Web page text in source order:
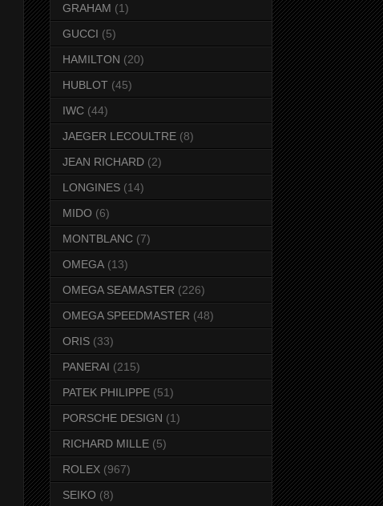
GRAHAM (1)
GUCCI (5)
HAMILTON (20)
HUBLOT (45)
IWC (44)
JAEGER LECOULTRE (8)
JEAN RICHARD (2)
LONGINES (14)
MIDO (6)
MONTBLANC (7)
OMEGA (13)
OMEGA SEAMASTER (226)
OMEGA SPEEDMASTER (48)
ORIS (33)
PANERAI (215)
PATEK PHILIPPE (51)
PORSCHE DESIGN (1)
RICHARD MILLE (5)
ROLEX (967)
SEIKO (8)